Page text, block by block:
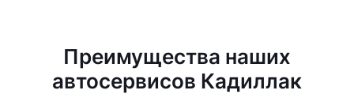
Преимущества наших
автосервисов Кадиллак